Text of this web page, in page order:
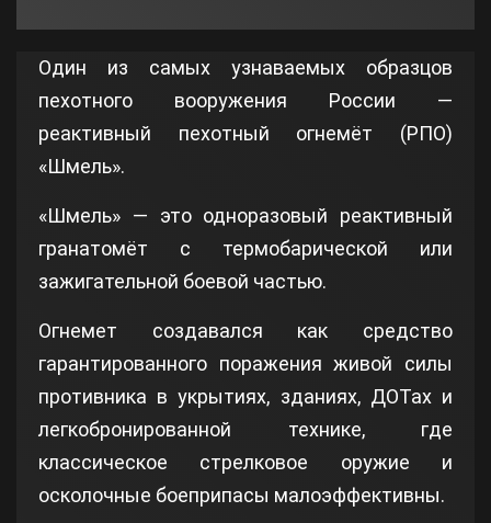
Один из самых узнаваемых образцов
пехотного вооружения России —
реактивный пехотный огнемёт (РПО)
«Шмель».
«Шмель» — это одноразовый реактивный
гранатомёт с термобарической или
зажигательной боевой частью.
Огнемет создавался как средство
гарантированного поражения живой силы
противника в укрытиях, зданиях, ДОТах и
легкобронированной технике, где
классическое стрелковое оружие и
осколочные боеприпасы малоэффективны.